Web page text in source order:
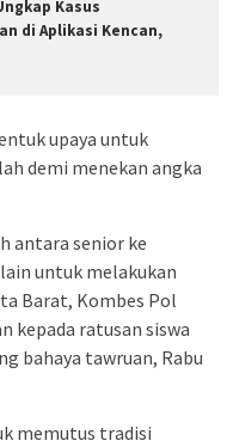
Kasus
di Aplikasi Kencan,
upaya untuk
demi menekan angka
antara senior ke
untuk melakukan
Barat, Kombes Pol
kepada ratusan siswa
bahaya tawruan, Rabu
memutus tradisi